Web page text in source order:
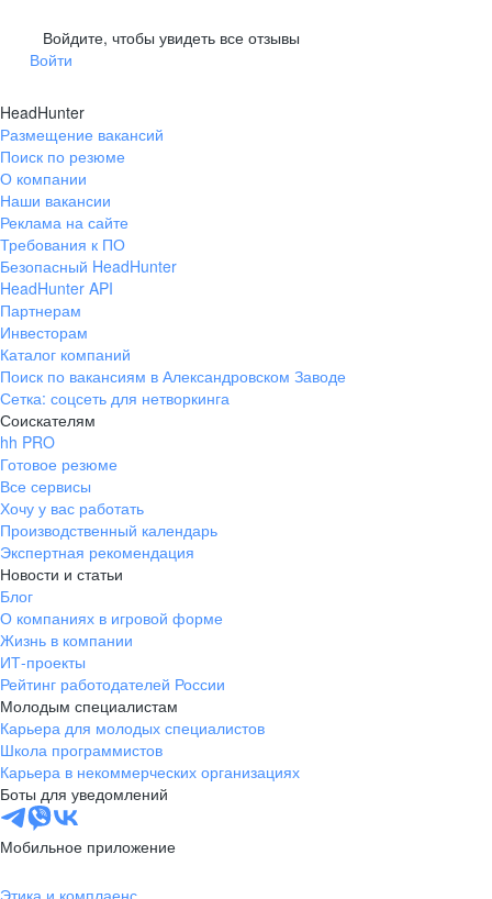
Войдите, чтобы увидеть все отзывы
Войти
HeadHunter
Размещение вакансий
Поиск по резюме
О компании
Наши вакансии
Реклама на сайте
Требования к ПО
Безопасный HeadHunter
HeadHunter API
Партнерам
Инвесторам
Каталог компаний
Поиск по вакансиям в Александровском Заводе
Сетка: соцсеть для нетворкинга
Соискателям
hh PRO
Готовое резюме
Все сервисы
Хочу у вас работать
Производственный календарь
Экспертная рекомендация
Новости и статьи
Блог
О компаниях в игровой форме
Жизнь в компании
ИТ-проекты
Рейтинг работодателей России
Молодым специалистам
Карьера для молодых специалистов
Школа программистов
Карьера в некоммерческих организациях
Боты для уведомлений
Мобильное приложение